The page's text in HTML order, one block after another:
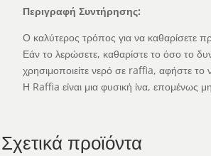
Περιγραφή Συντήρησης:
Ο καλύτερος τρόπος για να καθαρίσετε
Εάν το λερώσετε, καθαρίστε το όσο το
χρησιμοποιείτε νερό σε raffia, αφήστε το
Η Raffia είναι μια φυσική ίνα, επομένως
Σχετικά προϊόντα